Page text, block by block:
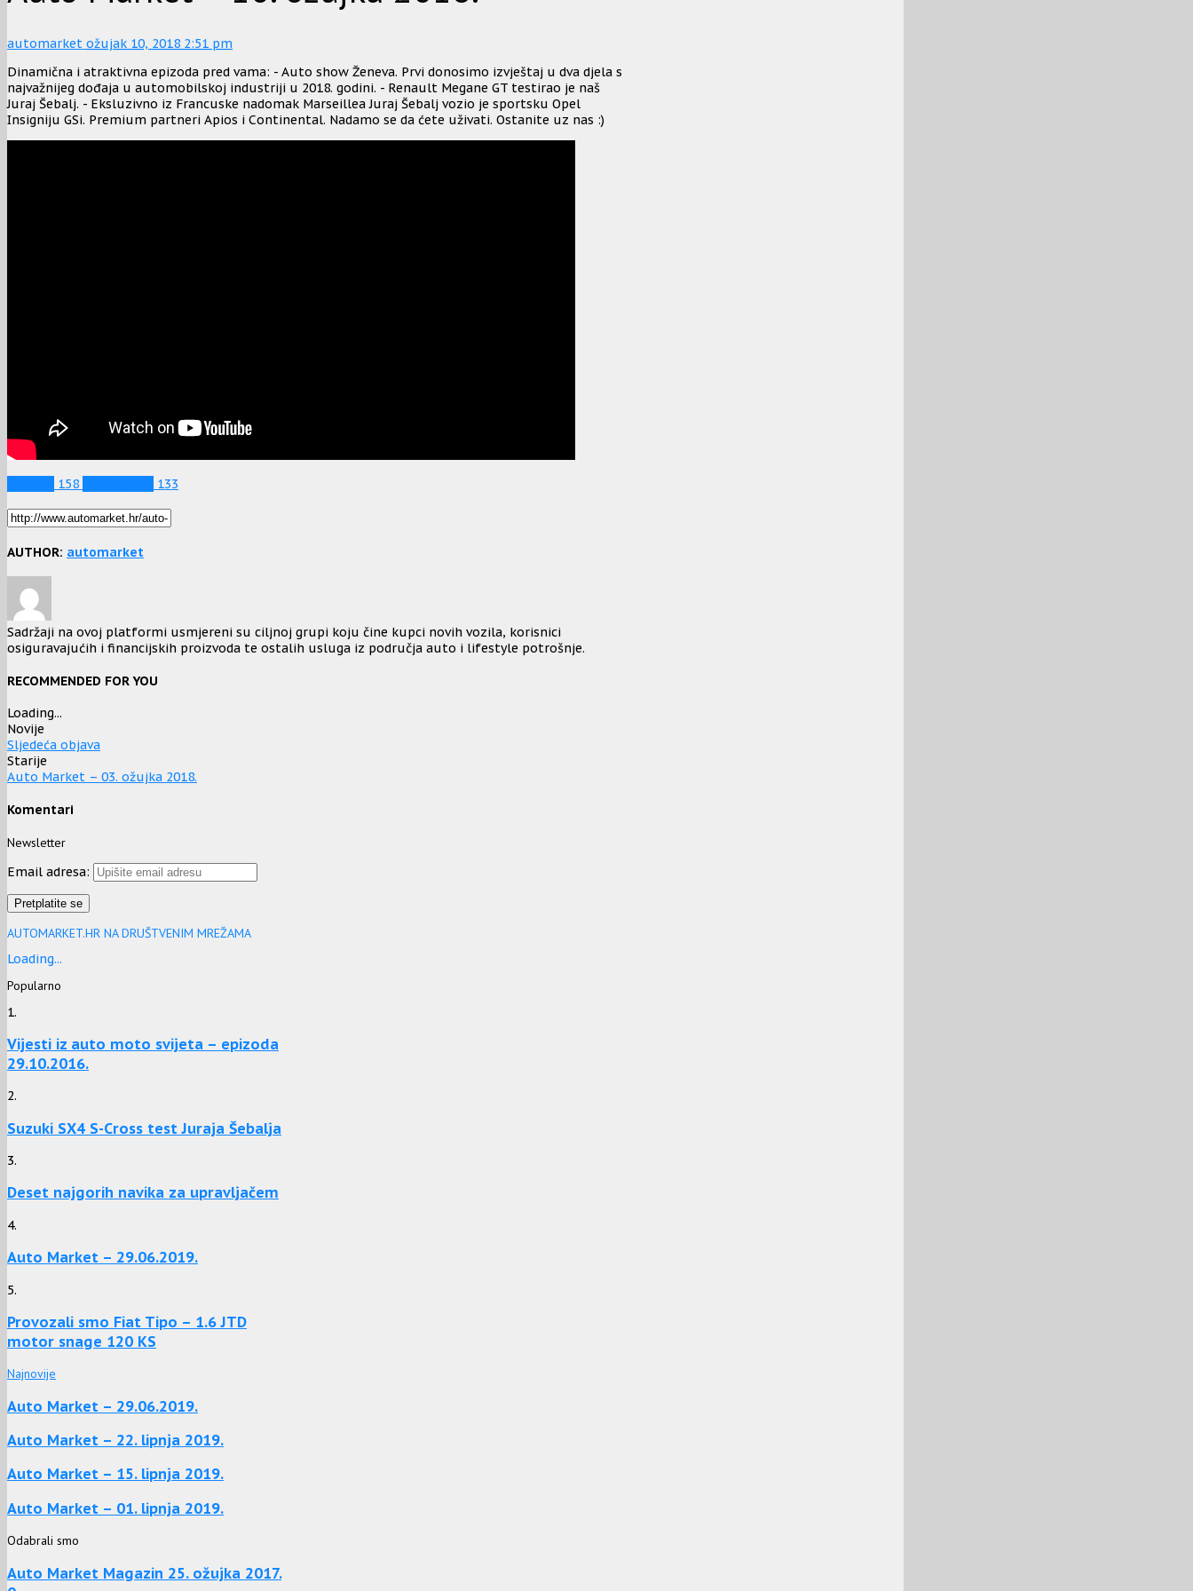
automarket ožujak 10, 2018 2:51 pm
Dinamična i atraktivna epizoda pred vama: - Auto show Ženeva. Prvi donosimo izvještaj u dva djela s
najvažnijeg dođaja u automobilskoj industriji u 2018. godini. - Renault Megane GT testirao je naš
Juraj Šebalj. - Eksluzivno iz Francuske nadomak Marseillea Juraj Šebalj vozio je sportsku Opel
Insigniju GSi. Premium partneri Apios i Continental. Nadamo se da ćete uživati. Ostanite uz nas :)
158 133
AUTHOR: automarket
Sadržaji na ovoj platformi usmjereni su ciljnoj grupi koju čine kupci novih vozila, korisnici
osiguravajućih i financijskih proizvoda te ostalih usluga iz područja auto i lifestyle potrošnje.
RECOMMENDED FOR YOU
Loading...
Novije
Sljedeća objava
Starije
Auto Market – 03. ožujka 2018.
Komentari
Newsletter
Email adresa:
AUTOMARKET.HR NA DRUŠTVENIM MREŽAMA
Loading...
Popularno
1.
Vijesti iz auto moto svijeta – epizoda
29.10.2016.
2.
Suzuki SX4 S-Cross test Juraja Šebalja
3.
Deset najgorih navika za upravljačem
4.
Auto Market – 29.06.2019.
5.
Provozali smo Fiat Tipo – 1.6 JTD
motor snage 120 KS
Najnovije
Auto Market – 29.06.2019.
Auto Market – 22. lipnja 2019.
Auto Market – 15. lipnja 2019.
Auto Market – 01. lipnja 2019.
Odabrali smo
Auto Market Magazin 25. ožujka 2017.